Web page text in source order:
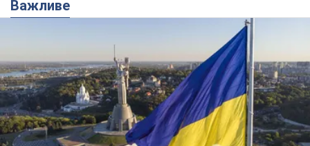
Якою була оригінальна версія гімну України та
чому її боялася Російська імперія: про це не
Державним символом є тільки перший куплет та приспів пісні
2 часа назад 6,1 т.
Олександру Пономарьову – 53: що
відомо про трьох дітей секс-